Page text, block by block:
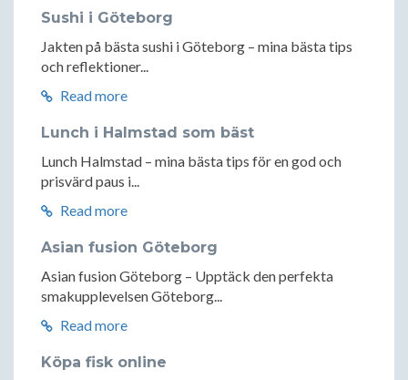
Sushi i Göteborg
Jakten på bästa sushi i Göteborg – mina bästa tips
och reflektioner...
Read more
Lunch i Halmstad som bäst
Lunch Halmstad – mina bästa tips för en god och
prisvärd paus i...
Read more
Asian fusion Göteborg
Asian fusion Göteborg – Upptäck den perfekta
smakupplevelsen Göteborg...
Read more
Köpa fisk online